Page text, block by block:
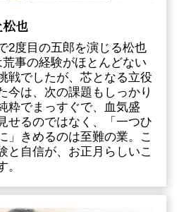
松也
2度目の五郎を演じる松也
事の経験がほとんどない
戦でしたが、芯となる立役
今は、次の課題もしっかり
粋でまっすぐで、血気盛
せるのではなく、「一つひ
」きめるのは至難の業。こ
と自信が、お正月らしいこ